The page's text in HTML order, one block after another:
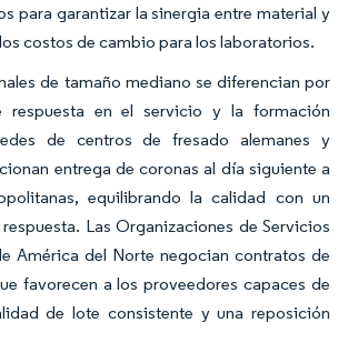
para garantizar la sinergia entre material y
costos de cambio para los laboratorios.
de tamaño mediano se diferencian por
respuesta en el servicio y la formación
de centros de fresado alemanes y
entrega de coronas al día siguiente a
equilibrando la calidad con un
Las Organizaciones de Servicios
América del Norte negocian contratos de
favorecen a los proveedores capaces de
de lote consistente y una reposición